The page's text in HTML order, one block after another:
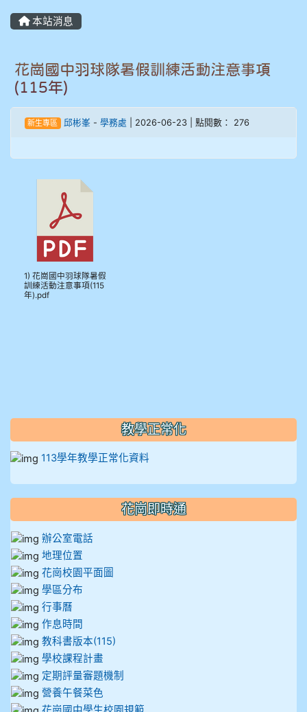
904彭子庭
905周沛蓉
905鄭瑀安
906江彥臻
907張晏寧
908彭主豪
909林柏翰
909林玉楓
910溫婕伶
911王祉傑
912彭子宸
914王苡澄
本站消息
花崗國中羽球隊暑假訓練活動注意事項
(115年)
新生專區 邱彬峯 - 學務處 | 2026-06-23 | 點閱數： 276
1) 花崗國中羽球隊暑假
訓練活動注意事項(115
年).pdf
教學正常化
113學年教學正常化資料
花崗即時通
辦公室電話
地理位置
花崗校園平面圖
學區分布
行事曆
作息時間
教科書版本(115)
學校課程計畫
定期評量審題機制
營養午餐菜色